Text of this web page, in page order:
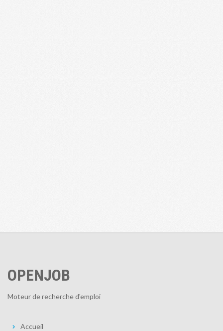
OPENJOB
Moteur de recherche d'emploi
Accueil